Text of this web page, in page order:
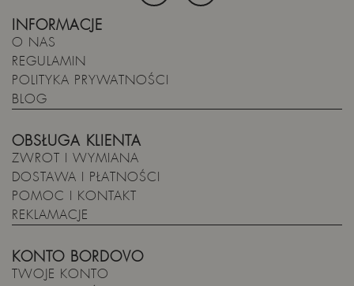
INFORMACJE
O NAS
REGULAMIN
POLITYKA PRYWATNOŚCI
BLOG
OBSŁUGA KLIENTA
ZWROT I WYMIANA
DOSTAWA I PŁATNOŚCI
POMOC I KONTAKT
REKLAMACJE
KONTO BORDOVO
TWOJE KONTO